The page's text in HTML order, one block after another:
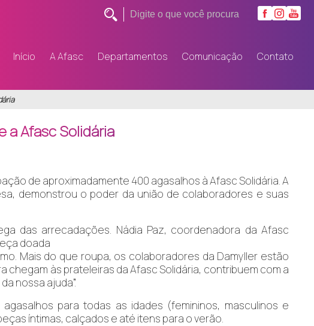
Início A Afasc Departamentos Comunicação Contato
a Afasc Solidária
de aproximadamente 400 agasalhos à Afasc Solidária. A
demonstrou o poder da união de colaboradores e suas
das arrecadações. Nádia Paz, coordenadora da Afasc
doada
Mais do que roupa, os colaboradores da Damyller estão
chegam às prateleiras da Afasc Solidária, contribuem com a
nossa ajuda”.
para todas as idades (femininos, masculinos e
íntimas, calçados e até itens para o verão.